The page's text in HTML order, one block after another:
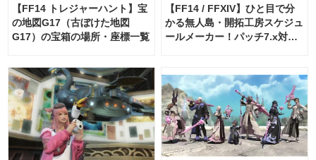
【FF14 トレジャーハント】宝
の地図G17（古ぼけた地図
G17）の宝箱の場所・座標一覧
【FF14 / FFXIV】ひと目で分
かる無人島・開拓工房スケジュ
ールメーカー！パッチ7.x対応